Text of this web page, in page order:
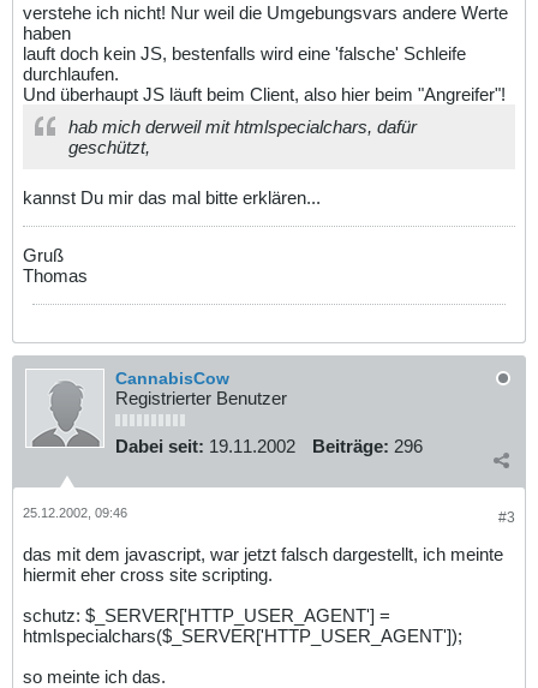
verstehe ich nicht! Nur weil die Umgebungsvars andere Werte
haben
lauft doch kein JS, bestenfalls wird eine 'falsche' Schleife
durchlaufen.
Und überhaupt JS läuft beim Client, also hier beim "Angreifer"!
hab mich derweil mit htmlspecialchars, dafür
geschützt,
kannst Du mir das mal bitte erklären...
Gruß
Thomas
CannabisCow
Registrierter Benutzer
Dabei seit: 19.11.2002 Beiträge: 296
#3
25.12.2002, 09:46
das mit dem javascript, war jetzt falsch dargestellt, ich meinte
hiermit eher cross site scripting.
schutz: $_SERVER['HTTP_USER_AGENT'] =
htmlspecialchars($_SERVER['HTTP_USER_AGENT']);
so meinte ich das.